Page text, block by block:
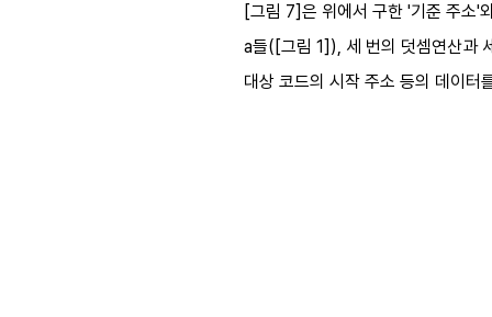
[그림 7]은 위에서 구한 '기준 주
a들([그림 1]), 세 번의 덧셈연산과
대상 코드의 시작 주소 등의 데이터